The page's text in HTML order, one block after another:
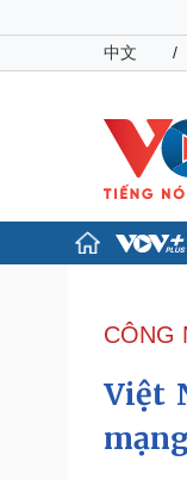
中文
/
Đảng
Tổ chức
Nhận
CÔNG
Việt